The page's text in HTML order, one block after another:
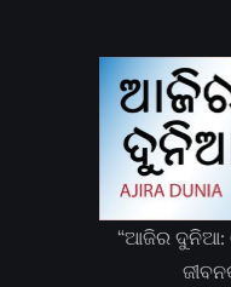
“ଆଜିର ଦୁନିଆ: